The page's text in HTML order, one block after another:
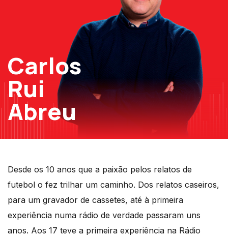
Carlos
Rui
Abreu
Desde os 10 anos que a paixão pelos relatos de
futebol o fez trilhar um caminho. Dos relatos caseiros,
para um gravador de cassetes, até à primeira
experiência numa rádio de verdade passaram uns
anos. Aos 17 teve a primeira experiência na Rádio